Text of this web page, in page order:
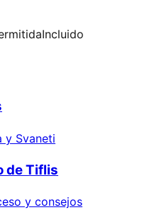
Incluido
y Svaneti
de Tiflis
y consejos